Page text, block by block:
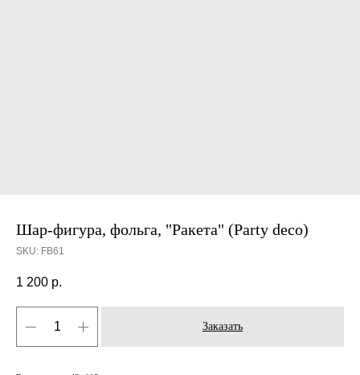
Шар-фигура, фольга, "Ракета" (Party deco)
SKU: FB61
1 200 р.
Заказать